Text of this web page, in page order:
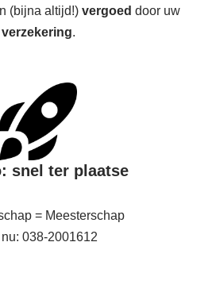
(bijna altijd!) vergoed door uw
verzekering.
snel ter plaatse
= Meesterschap
nu: 038-2001612